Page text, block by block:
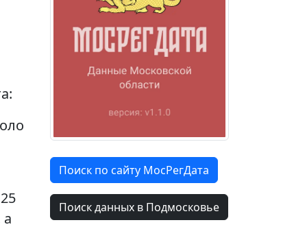
а
Поиск по сайту МосРегДата
Поиск данных в Подмосковье